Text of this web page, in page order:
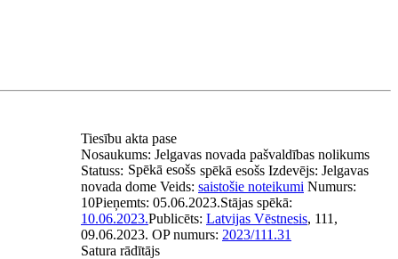
Tiesību akta pase
Nosaukums: Jelgavas novada pašvaldības nolikums
Statuss: Spēkā esošs spēkā esošs Izdevējs: Jelgavas
novada dome Veids: saistošie noteikumi Numurs:
10Pieņemts: 05.06.2023.Stājas spēkā:
10.06.2023.Publicēts: Latvijas Vēstnesis, 111,
09.06.2023. OP numurs: 2023/111.31
Satura rādītājs